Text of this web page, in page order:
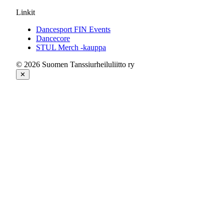
Linkit
Dancesport FIN Events
Dancecore
STUL Merch -kauppa
© 2026 Suomen Tanssiurheiluliitto ry
✕